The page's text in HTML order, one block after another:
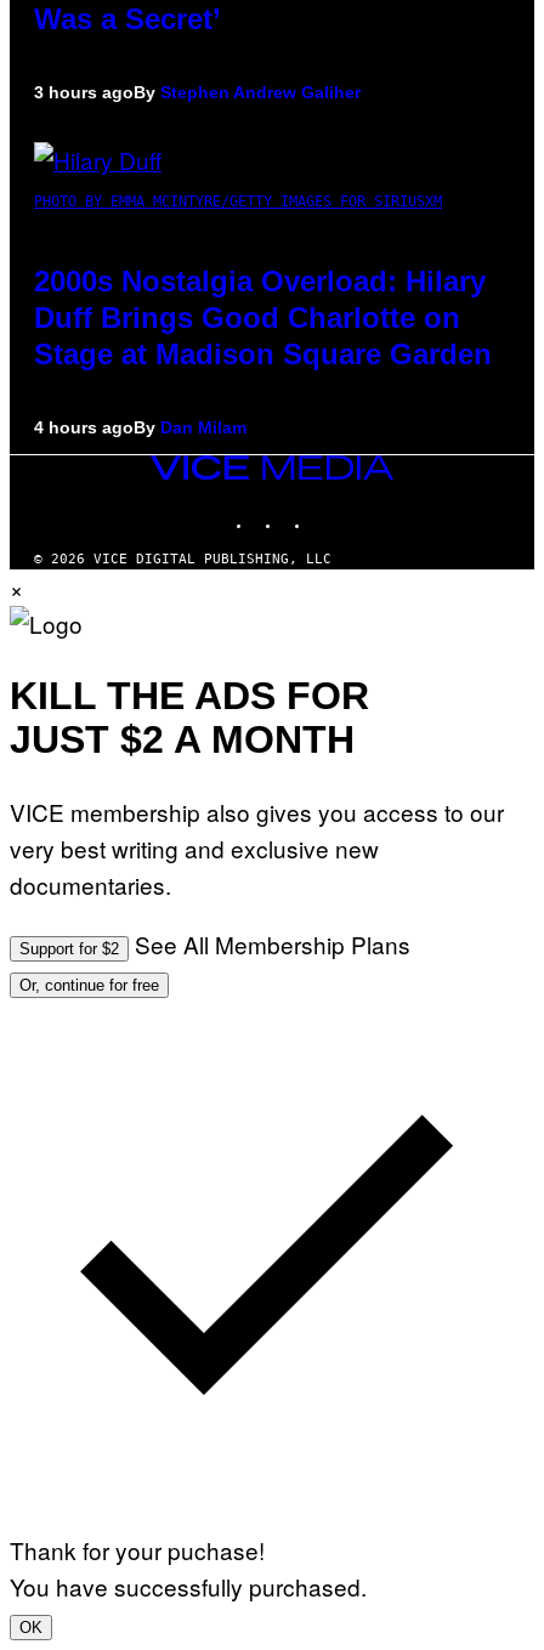
Was a Secret’
3 hours agoBy Stephen Andrew Galiher
PHOTO BY EMMA MCINTYRE/GETTY IMAGES FOR SIRIUSXM
2000s Nostalgia Overload: Hilary
Duff Brings Good Charlotte on
Stage at Madison Square Garden
4 hours agoBy Dan Milam
VICE
MEDIA
© 2026 VICE DIGITAL PUBLISHING, LLC
×
KILL THE ADS FOR
JUST $2 A MONTH
VICE membership also gives you access to our
very best writing and exclusive new
documentaries.
Support for $2 See All Membership Plans
Or, continue for free
Thank for your puchase!
You have successfully purchased.
OK